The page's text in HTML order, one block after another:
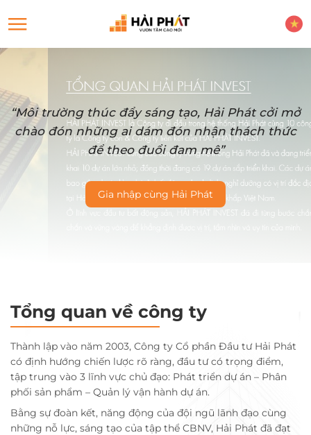
“Môi trường thúc đẩy sáng tạo, Hải Phát cởi mở
chào đón những ai dám đón nhận thách thức
để theo đuổi đam mê”
Gia nhập cùng Hải Phát
Tổng quan về công ty
Thành lập vào năm 2003, Công ty Cổ phần Đầu tư Hải Phát
có định hướng chiến lược rõ ràng, đầu tư có trọng điểm,
tập trung vào 3 lĩnh vực chủ đạo: Phát triển dự án – Phân
phối sản phẩm – Quản lý vận hành dự án.
Bằng sự đoàn kết, năng động của đội ngũ lãnh đạo cùng
những nỗ lực, sáng tạo của tập thể CBNV, Hải Phát đã đạt